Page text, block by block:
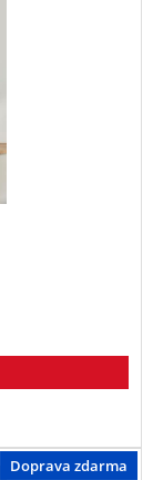
Doprava zdarma